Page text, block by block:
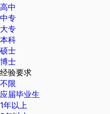
高中
中专
大专
本科
硕士
博士
经验要求
不限
应届毕业生
1年以上